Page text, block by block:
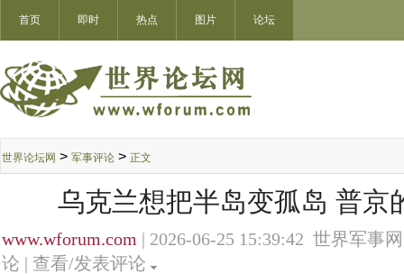
首页 即时 热点 图片 论坛
世界论坛网 > 军事评论 > 正文
乌克兰想把半岛变孤岛 普京
www.wforum.com | 2026-06-25 15:39:42 世界军事
论 | 查看/发表评论